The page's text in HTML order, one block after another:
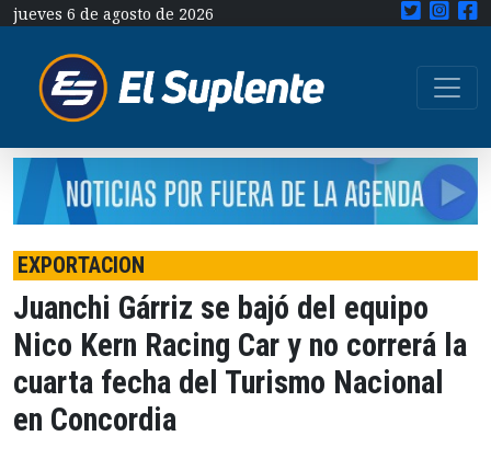
jueves 6 de agosto de 2026
EXPORTACION
Juanchi Gárriz se bajó del equipo
Nico Kern Racing Car y no correrá la
cuarta fecha del Turismo Nacional
en Concordia